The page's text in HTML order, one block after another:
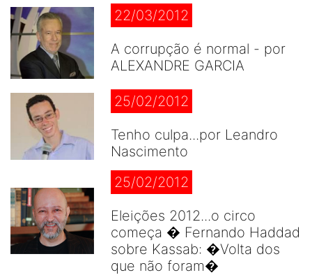
22/03/2012
A corrupção é normal - por
ALEXANDRE GARCIA
25/02/2012
Tenho culpa...por Leandro
Nascimento
25/02/2012
Eleições 2012...o circo
começa � Fernando Haddad
sobre Kassab: �Volta dos
que não foram�